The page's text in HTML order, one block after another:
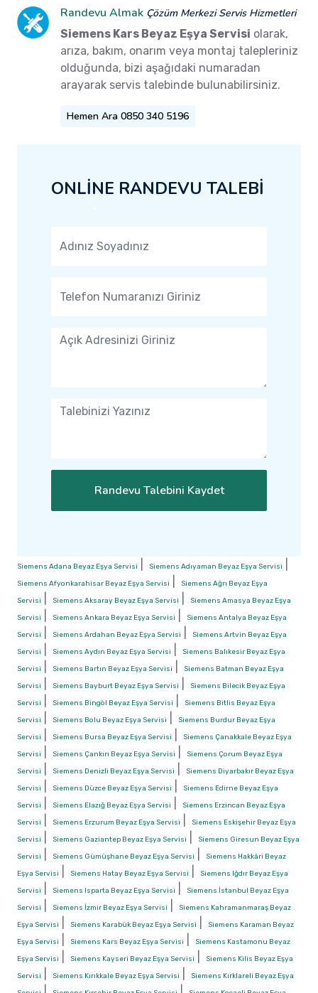
Randevu Almak Çözüm Merkezi Servis Hizmetleri
Siemens Kars Beyaz Eşya Servisi olarak,
arıza, bakım, onarım veya montaj talepleriniz
olduğunda, bizi aşağıdaki numaradan
arayarak servis talebinde bulunabilirsiniz.
Hemen Ara 0850 340 5196
ONLİNE RANDEVU TALEBİ
Randevu Talebini Kaydet
Siemens Adana Beyaz Eşya Servisi Siemens Adıyaman Beyaz Eşya Servisi
Siemens Afyonkarahisar Beyaz Eşya Servisi
Siemens Ağrı Beyaz Eşya
Servisi
Siemens Aksaray Beyaz Eşya Servisi
Siemens Amasya Beyaz Eşya
Servisi
Siemens Ankara Beyaz Eşya Servisi
Siemens Antalya Beyaz Eşya
Servisi
Siemens Ardahan Beyaz Eşya Servisi
Siemens Artvin Beyaz Eşya
Servisi
Siemens Aydın Beyaz Eşya Servisi
Siemens Balıkesir Beyaz Eşya
Servisi
Siemens Bartın Beyaz Eşya Servisi
Siemens Batman Beyaz Eşya
Servisi
Siemens Bayburt Beyaz Eşya Servisi
Siemens Bilecik Beyaz Eşya
Servisi
Siemens Bingöl Beyaz Eşya Servisi
Siemens Bitlis Beyaz Eşya
Servisi
Siemens Bolu Beyaz Eşya Servisi
Siemens Burdur Beyaz Eşya
Servisi
Siemens Bursa Beyaz Eşya Servisi
Siemens Çanakkale Beyaz Eşya
Servisi
Siemens Çankırı Beyaz Eşya Servisi
Siemens Çorum Beyaz Eşya
Servisi
Siemens Denizli Beyaz Eşya Servisi
Siemens Diyarbakır Beyaz Eşya
Servisi
Siemens Düzce Beyaz Eşya Servisi
Siemens Edirne Beyaz Eşya
Servisi
Siemens Elazığ Beyaz Eşya Servisi
Siemens Erzincan Beyaz Eşya
Servisi
Siemens Erzurum Beyaz Eşya Servisi
Siemens Eskişehir Beyaz Eşya
Servisi
Siemens Gaziantep Beyaz Eşya Servisi
Siemens Giresun Beyaz Eşya
Servisi
Siemens Gümüşhane Beyaz Eşya Servisi
Siemens Hakkâri Beyaz
Eşya Servisi
Siemens Hatay Beyaz Eşya Servisi
Siemens Iğdır Beyaz Eşya
Servisi
Siemens Isparta Beyaz Eşya Servisi
Siemens İstanbul Beyaz Eşya
Servisi
Siemens İzmir Beyaz Eşya Servisi
Siemens Kahramanmaraş Beyaz
Eşya Servisi
Siemens Karabük Beyaz Eşya Servisi
Siemens Karaman Beyaz
Eşya Servisi
Siemens Kars Beyaz Eşya Servisi
Siemens Kastamonu Beyaz
Eşya Servisi
Siemens Kayseri Beyaz Eşya Servisi
Siemens Kilis Beyaz Eşya
Servisi
Siemens Kırıkkale Beyaz Eşya Servisi
Siemens Kırklareli Beyaz Eşya